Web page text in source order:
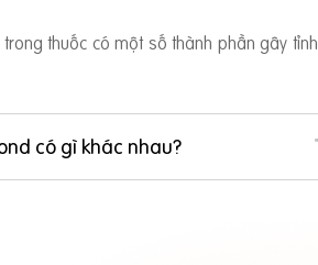
thuốc có một số thành phần gây tỉnh
có gì khác nhau?